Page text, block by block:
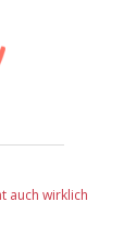
auch wirklich